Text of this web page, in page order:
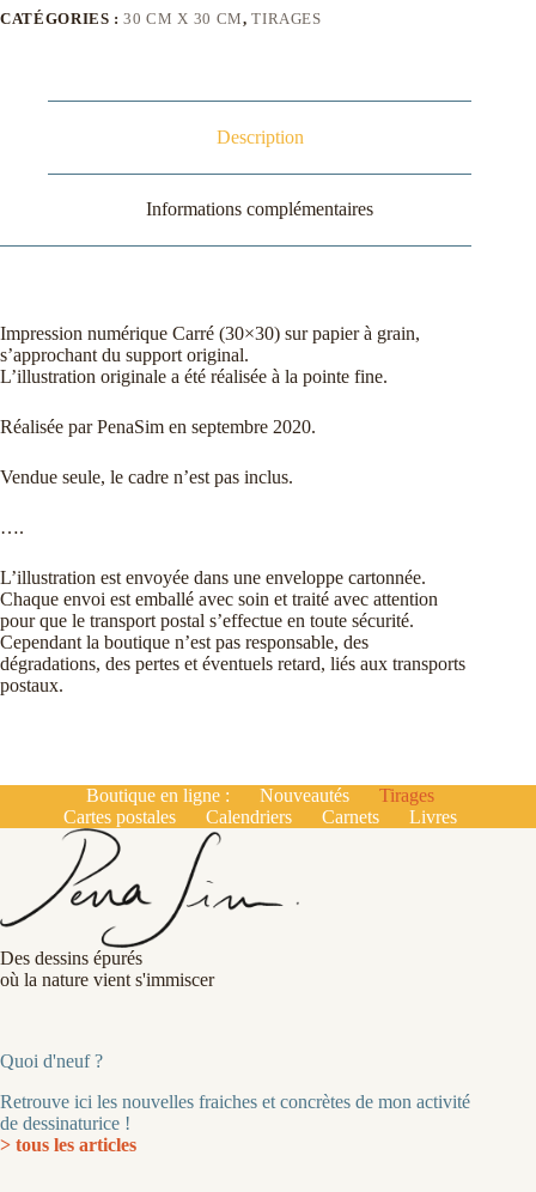
CATÉGORIES :30 CM X 30 CM,TIRAGES
Description
Informations complémentaires
Impression numérique Carré (30×30) sur papier à grain,
s’approchant du support original.
L’illustration originale a été réalisée à la pointe fine.
Réalisée par PenaSim en septembre 2020.
Vendue seule, le cadre n’est pas inclus.
….
L’illustration est envoyée dans une enveloppe cartonnée.
Chaque envoi est emballé avec soin et traité avec attention
pour que le transport postal s’effectue en toute sécurité.
Cependant la boutique n’est pas responsable, des
dégradations, des pertes et éventuels retard, liés aux transports
postaux.
Boutique en ligne : Nouveautés
Tirages
Cartes postales
Calendriers Carnets Livres
Des dessins épurés
où la nature vient s'immiscer
Quoi d'neuf ?
Retrouve ici les nouvelles fraiches et concrètes de mon activité
de dessinaturice !
> tous les articles